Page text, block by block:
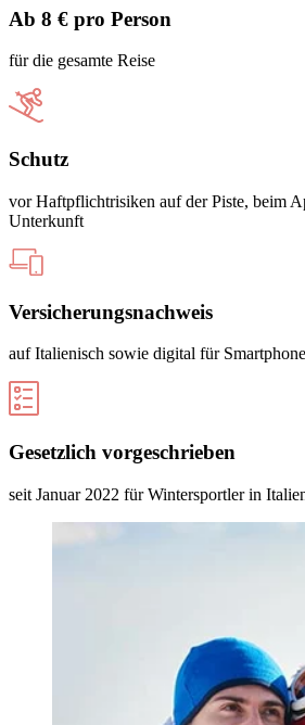
Ab 8 € pro Person
für die gesamte Reise
Schutz
vor Haftpflichtrisiken auf der Piste, beim
Unterkunft
Versicherungsnachweis
auf Italienisch sowie digital für
Gesetzlich vorgeschrieben
seit Januar 2022 für Wintersportler in